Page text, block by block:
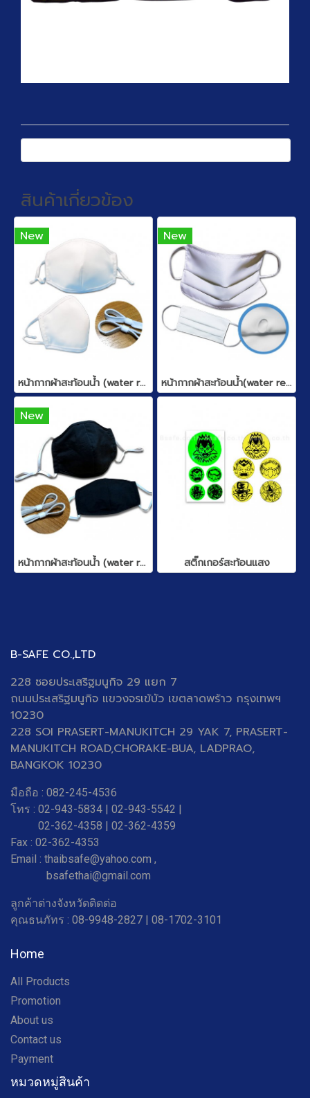
สินค้าเกี่ยวข้อง
New
หน้ากากผ้าสะท้อนน้ำ (water repellent)
New
หน้ากากผ้าสะท้อนน้ำ(water repellent)
New
หน้ากากผ้าสะท้อนน้ำ (water repellent) สติ๊กเกอร์สะท้อนแสง
B-SAFE CO.,LTD
228 ซอยประเสริฐมนูกิจ 29 แยก 7
ถนนประเสริฐมนูกิจ แขวงจรเข้บัว เขตลาดพร้าว กรุงเทพฯ
10230
228 SOI PRASERT-MANUKITCH 29 YAK 7, PRASERT-
MANUKITCH ROAD,CHORAKE-BUA, LADPRAO,
BANGKOK 10230
มือถือ : 082-245-4536
โทร : 02-943-5834 | 02-943-5542 |
02-362-4358 | 02-362-4359
Fax : 02-362-4353
Email : thaibsafe@yahoo.com ,
bsafethai@gmail.com
ลูกค้าต่างจังหวัดติดต่อ
คุณธนภัทร : 08-9948-2827 | 08-1702-3101
Home
All Products
Promotion
About us
Contact us
Payment
หมวดหมู่สินค้า